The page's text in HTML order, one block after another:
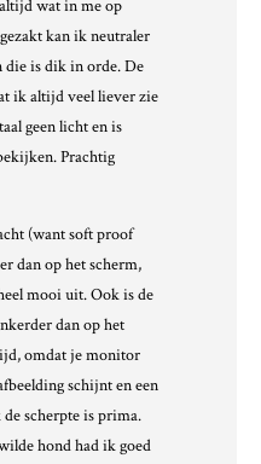
wat in me op
kan ik neutraler
is dik in orde. De
ik altijd veel liever zie
geen licht en is
Prachtig
(want soft proof
dan op het scherm,
mooi uit. Ook is de
dan op het
omdat je monitor
schijnt en een
scherpte is prima.
hond had ik goed